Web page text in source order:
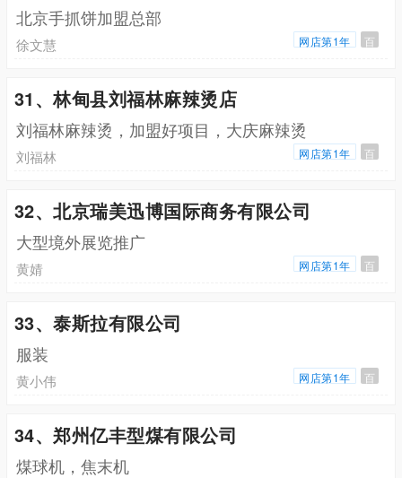
北京手抓饼加盟总部
徐文慧 网店第1年 百
31、林甸县刘福林麻辣烫店
刘福林麻辣烫，加盟好项目，大庆麻辣烫
刘福林 网店第1年 百
32、北京瑞美迅博国际商务有限公司
大型境外展览推广
黄婧 网店第1年 百
33、泰斯拉有限公司
服装
黄小伟 网店第1年 百
34、郑州亿丰型煤有限公司
煤球机，焦末机